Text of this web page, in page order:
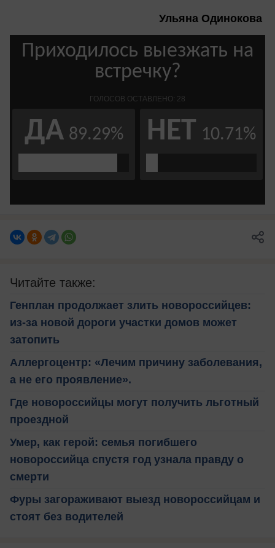
Ульяна Одинокова
Читайте также:
Генплан продолжает злить новороссийцев:
из-за новой дороги участки домов может
затопить
Аллергоцентр: «Лечим причину заболевания,
а не его проявление».
Где новороссийцы могут получить льготный
проездной
Умер, как герой: семья погибшего
новороссийца спустя год узнала правду о
смерти
Фуры загораживают выезд новороссийцам и
стоят без водителей